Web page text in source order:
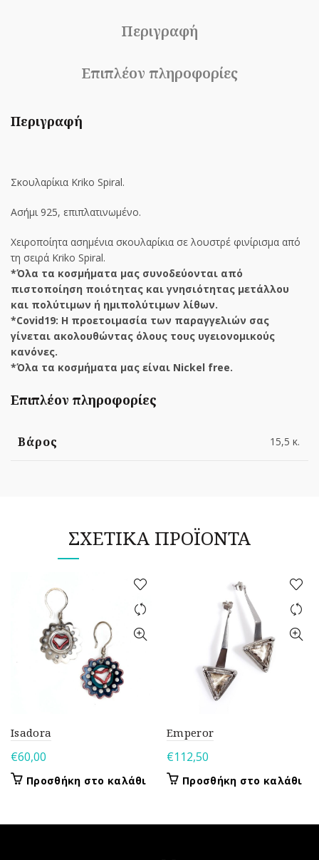
Περιγραφή
Επιπλέον πληροφορίες
Περιγραφή
Σκουλαρίκια Kriko Spiral.
Ασήμι 925, επιπλατινωμένο.
Χειροποίητα ασημένια σκουλαρίκια σε λουστρέ φινίρισμα από
τη σειρά Kriko Spiral.
*Όλα τα κοσμήματα μας συνοδεύονται από
πιστοποίηση ποιότητας και γνησιότητας μετάλλου
και πολύτιμων ή ημιπολύτιμων λίθων.
*Covid19: Η προετοιμασία των παραγγελιών σας
γίνεται ακολουθώντας όλους τους υγειονομικούς
κανόνες.
*Όλα τα κοσμήματα μας είναι Nickel free.
Επιπλέον πληροφορίες
Βάρος 15,5 κ.
ΣΧΕΤΙΚΆ ΠΡΟΪΌΝΤΑ
Isadora
€60,00
Προσθήκη στο καλάθι
Emperor
€112,50
Προσθήκη στο καλάθι